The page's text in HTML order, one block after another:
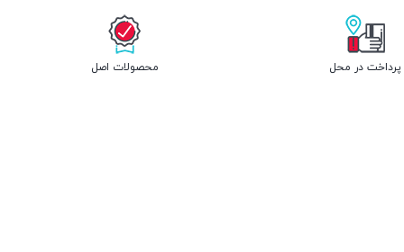
پرداخت در محل محصولات اصل